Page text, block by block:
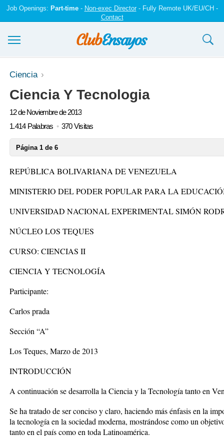
Job Openings: Part-time- Non-exec Director- Fully Remote UK/EU/CH -
Contact
Ensayos y trabajos
Registrarse
Iniciar sesión
Ciencia
Ciencia Y Tecnologia
12 de Noviembre de 2013
1.414 Palabras
370 Visitas
Página 1 de 6
REPÚBLICA BOLIVARIANA DE VENEZUELA
MINISTERIO DEL PODER POPULAR PARA LA
UNIVERSIDAD NACIONAL EXPERIMENTAL SIMÓN
NÚCLEO LOS TEQUES
CURSO: CIENCIAS II
CIENCIA Y TECNOLOGÍA
Participante:
Carlos prada
Sección “A”
Los Teques, Marzo de 2013
INTRODUCCIÓN
A continuación se desarrolla la Ciencia y la Tecnología tanto en
Se ha tratado de ser conciso y claro, haciendo más énfasis en la
la tecnología en la sociedad moderna, mostrándose como un
tanto en el país como en toda Latinoamérica.